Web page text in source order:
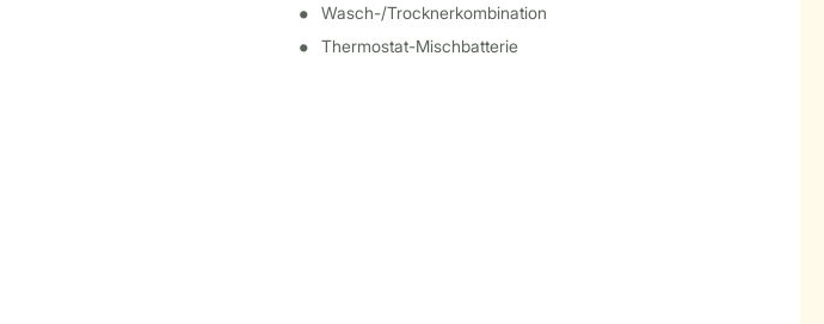
Wasch-/Trocknerkombination
Thermostat-Mischbatterie